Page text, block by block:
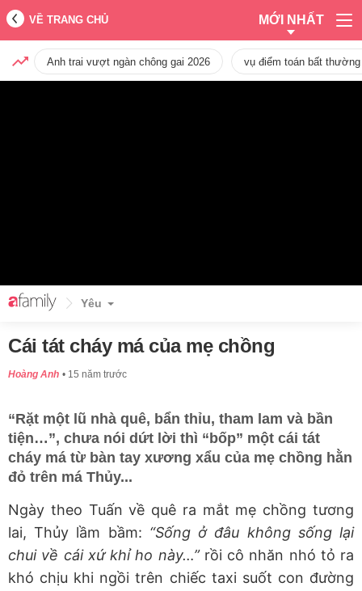
VỀ TRANG CHỦ MỚI NHẤT
Anh trai vượt ngàn chông gai 2026 vụ điểm toán bất
Yêu
Cái tát cháy má của mẹ chồng
Hoàng Anh 15 năm trước
“Rặt một lũ nhà quê, bẩn thỉu, tham lam và bần
tiện…”, chưa nói dứt lời thì “bốp” một cái tát
cháy má từ bàn tay xương xẩu của mẹ chồng hằn
đỏ trên má Thủy...
Ngày theo Tuấn về quê ra mắt mẹ chồng tương
lai, Thủy lầm bầm: “Sống ở đâu không sống lại
chui về cái xứ khỉ ho này…”rồi cô nhăn nhó tỏ ra
khó chịu khi ngồi trên chiếc taxi suốt con đường